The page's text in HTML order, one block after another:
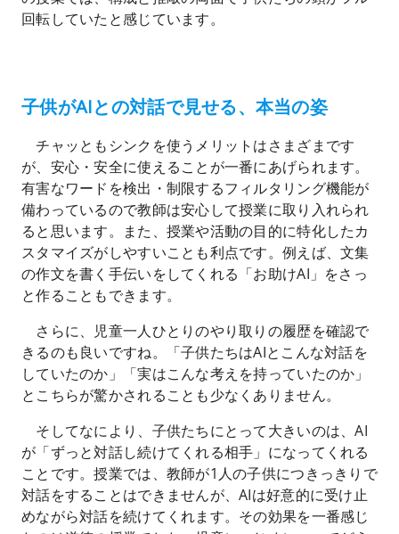
回転していたと感じています。
子供がAIとの対話で見せる、本当の姿
チャッともシンクを使うメリットはさまざまです
が、安心・安全に使えることが一番にあげられます。
有害なワードを検出・制限するフィルタリング機能が
備わっているので教師は安心して授業に取り入れられ
ると思います。また、授業や活動の目的に特化したカ
スタマイズがしやすいことも利点です。例えば、文集
の作文を書く手伝いをしてくれる「お助けAI」をさっ
と作ることもできます。
さらに、児童一人ひとりのやり取りの履歴を確認で
きるのも良いですね。「子供たちはAIとこんな対話を
していたのか」「実はこんな考えを持っていたのか」
とこちらが驚かされることも少なくありません。
そしてなにより、子供たちにとって大きいのは、AI
が「ずっと対話し続けてくれる相手」になってくれる
ことです。授業では、教師が1人の子供につきっきりで
対話をすることはできませんが、AIは好意的に受け止
めながら対話を続けてくれます。その効果を一番感じ